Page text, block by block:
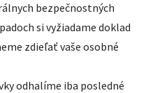
bezpečnostných
si vyžiadame doklad
zdieľať vaše osobné
odhalíme iba posledné